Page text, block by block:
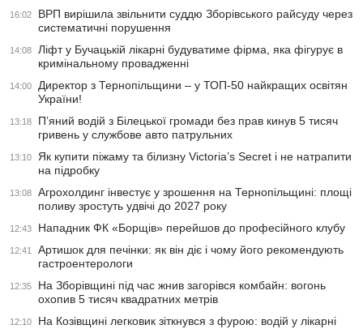
16:02
ВРП вирішила звільнити суддю Зборівського райсуду через
систематичні порушення
14:08
Ліфт у Бучацькій лікарні будуватиме фірма, яка фігурує в
кримінальному провадженні
14:00
Директор з Тернопільщини – у ТОП-50 найкращих освітян
України!
13:18
П’яний водій з Білецької громади без прав кинув 5 тисяч
гривень у службове авто патрульних
13:10
Як купити піжаму та білизну Victoria’s Secret і не натрапити
на підробку
13:08
Агрохолдинг інвестує у зрошення на Тернопільщині: площі
поливу зростуть удвічі до 2027 року
12:43 Нападник ФК «Борщів» перейшов до професійного клубу
12:41
Артишок для печінки: як він діє і чому його рекомендують
гастроентерологи
12:35
На Зборівщині під час жнив загорівся комбайн: вогонь
охопив 5 тисяч квадратних метрів
12:10 На Козівщині легковик зіткнувся з фурою: водій у лікарні